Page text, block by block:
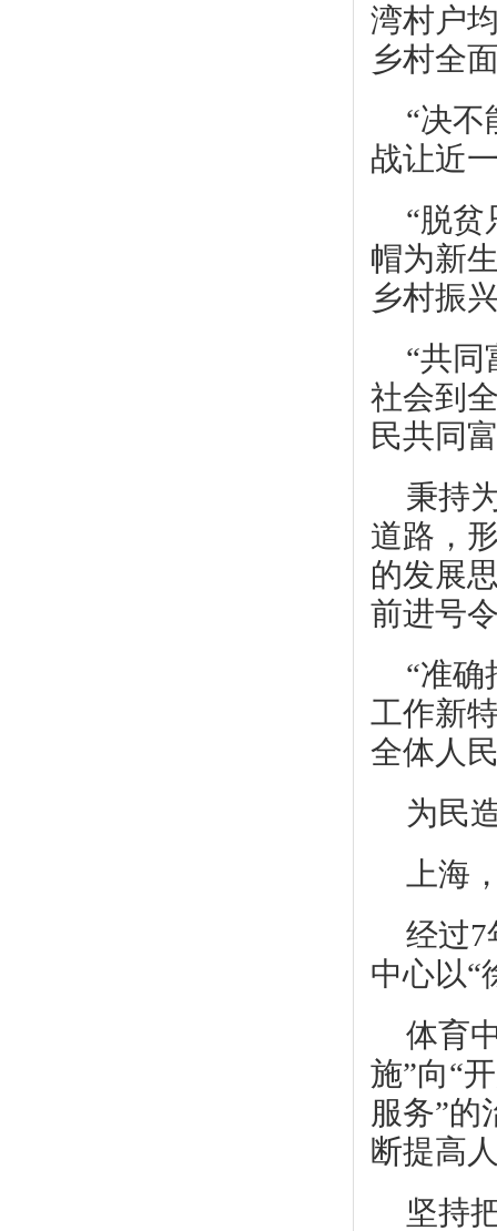
湾村户
乡村全
“决不
战让近
“脱贫
帽为新
乡村振
“共同
社会到
民共同
秉持
道路，
的发展
前进号
“准确
工作新
全体人
为民
上海
经过7
中心以“
体育
施”向“
服务”的
断提高
坚持